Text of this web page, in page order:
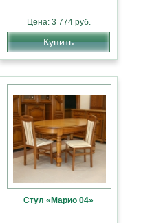
Цена: 3 774 руб.
Купить
Стул «Марио 04»